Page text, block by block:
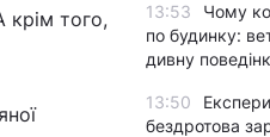
крім того,
13:53
Чому
по будинку:
дивну
13:50
бездротова